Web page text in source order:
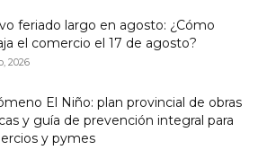
feriado largo en agosto: ¿Cómo
el comercio el 17 de agosto?
2026
El Niño: plan provincial de obras
y guía de prevención integral para
y pymes